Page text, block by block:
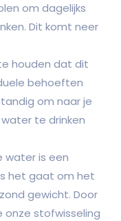
om dagelijks
Dit komt neer
houden dat dit
behoeften
om naar je
te drinken
water is een
het gaat om het
gewicht. Door
onze stofwisseling